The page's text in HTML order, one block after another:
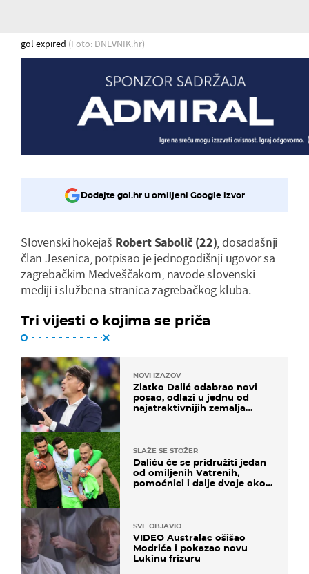
gol expired (Foto: DNEVNIK.hr)
Dodajte gol.hr u omiljeni Google izvor
Slovenski hokejaš Robert Sabolič (22), dosadašnji
član Jesenica, potpisao je jednogodišnji ugovor sa
zagrebačkim Medveščakom, navode slovenski
mediji i službena stranica zagrebačkog kluba.
Tri vijesti o kojima se priča
NOVI IZAZOV
Zlatko Dalić odabrao novi
posao, odlazi u jednu od
najatraktivnijih zemalja
SLAŽE SE STOŽER
Daliću će se pridružiti jedan
od omiljenih Vatrenih,
pomoćnici i dalje dvoje oko
SVE OBJAVIO
VIDEO Australac ošišao
Modrića i pokazao novu
Lukinu frizuru